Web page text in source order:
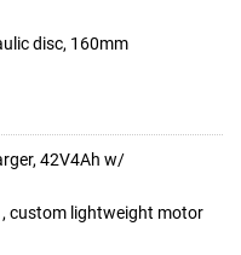
disc, 160mm
42V4Ah w/
custom lightweight motor